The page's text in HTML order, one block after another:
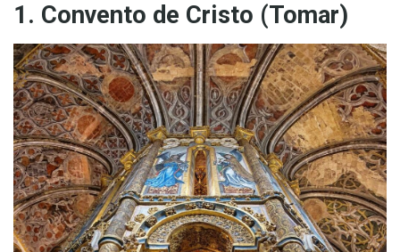
1. Convento de Cristo (Tomar)